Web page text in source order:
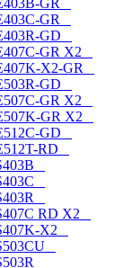
GR
GR
GD
GR X2
X2-GR
GD
GR X2
GR X2
GD
RD
RD X2
X2